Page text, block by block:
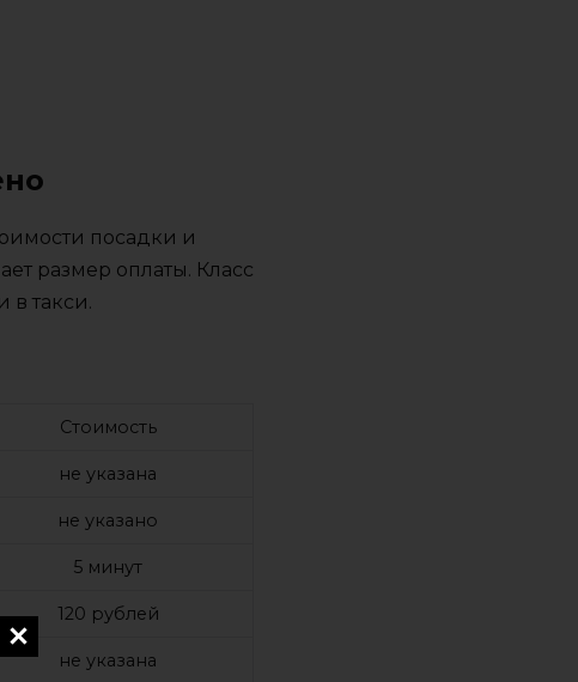
посадки и
размер оплаты. Класс
в такси.
Стоимость
не указана
не указано
5 минут
120 рублей
не указана